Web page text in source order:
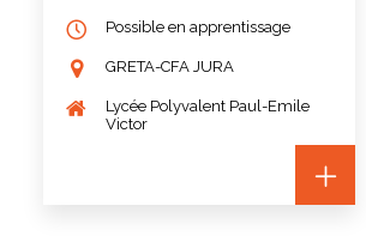
Possible en apprentissage
GRETA-CFA JURA
Lycée Polyvalent Paul-Emile
Victor